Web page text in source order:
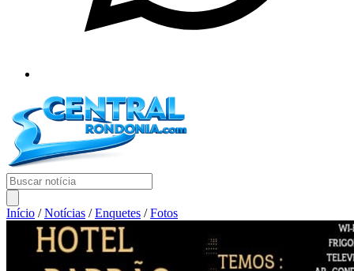
Início / Notícias / Enquetes / Fotos